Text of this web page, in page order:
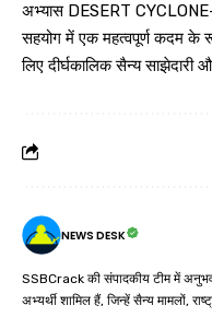
अभ्यास DESERT
सहयोग में एक महत्वपूर्ण कदम के
लिए दीर्घकालिक सैन्य साझेदारी
NEWS DESK
SSBCrack की संपादकीय टीम में
अभ्यर्थी शामिल हैं, जिन्हें सैन्य मामलों,